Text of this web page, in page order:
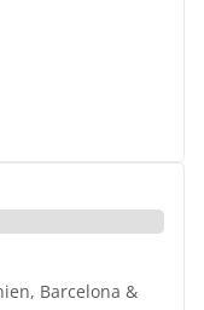
Barcelona &